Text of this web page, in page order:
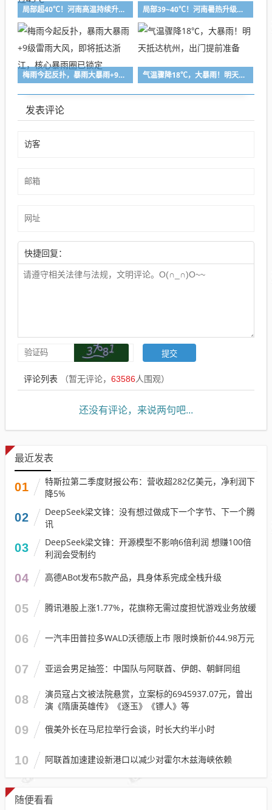
局部超40℃！河南高温持续升级，部分地区体感温度或超过45℃ 局部39~40℃！河南暑热升级！这些地区还需警惕强对流
梅雨今起反扑，暴雨大暴雨+9级雷雨大风，即将抵达浙江，核心暴雨圈已锁定 气温骤降18℃，大暴雨！明天抵达杭州，出门提前准备
发表评论
快捷回复：
评论列表 （暂无评论， 63586人围观）
还没有评论，来说两句吧...
最近发表
01
特斯拉第二季度财报公布：营收超282亿美元，净利润下
降5%
02
DeepSeek梁文锋：没有想过做成下一个字节、下一个腾
讯
03
DeepSeek梁文锋：开源模型不影响6倍利润 想赚100倍
利润会受制约
04 高德ABot发布5款产品，具身体系完成全栈升级
05 腾讯港股上涨1.77%，花旗称无需过度担忧游戏业务放缓
06 一汽丰田普拉多WALD沃德版上市 限时焕新价44.98万元
07 亚运会男足抽签：中国队与阿联酋、伊朗、朝鲜同组
08
演员寇占文被法院悬赏，立案标的6945937.07元，曾出
演《隋唐英雄传》《逐玉》《镖人》等
09 俄美外长在马尼拉举行会谈，时长大约半小时
10 阿联酋加速建设新港口以减少对霍尔木兹海峡依赖
随便看看